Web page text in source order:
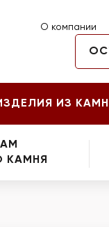
О компании
ИЗ
КАМНЯ